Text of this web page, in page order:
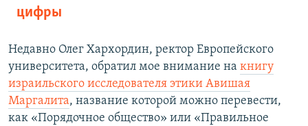
цифры
Недавно Олег Хархордин, ректор Европейского
университета, обратил мое внимание на книгу
израильского исследователя этики Авишая
Маргалита, название которой можно перевести,
как «Порядочное общество» или «Правильное